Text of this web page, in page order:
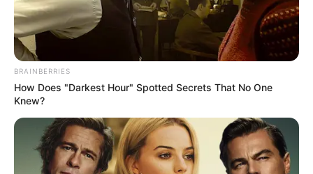
BRAINBERRIES
How Does "Darkest Hour" Spotted Secrets That No One
Knew?